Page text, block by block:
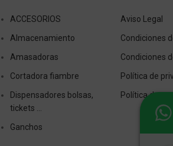
ACCESORIOS
Almacenamiento
Amasadoras
Cortadora fiambre
Dispensadores bolsas,
tickets …
Ganchos
Aviso Legal
Condiciones
Condiciones
Política de
Política de